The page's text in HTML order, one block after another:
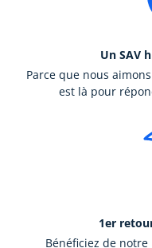
Un SAV
Parce que nous
est là pour
1er
Bénéficiez de